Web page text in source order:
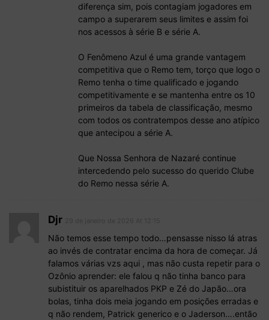
diferença sim, pois contagiam jogadores em
campo a superarem seus limites e assim foi
nos acessos à série B e série A.
O Fenômeno Azul é uma grande vantagem
competitiva que o Remo tem, torço que logo o
Remo tenha o time qualificado e jogando
competitivamente e se mantenha entre os 10
primeiros da tabela de classificação, mesmo
com todos os contratempos desse ano atípico
que antecipou a série A.
Que Nossa Senhora de Nazaré continue
intercedendo pelo sucesso do querido Clube
do Remo nessa série A.
Djr
Não temos esse tempo todo…pensasse nisso lá atras
ao invés de contratar encima da hora de começar. Já
falamos várias vzs aqui , mas não custa repetir para o
Ozônio aprender: ele falou q não tinha banco para
subistituir os aparelhados PKP e Zé do Japão…ora
bolas, tinha dois meia jogando em posições erradas e
q não rendem, Patrick generico e o Jaderson….então